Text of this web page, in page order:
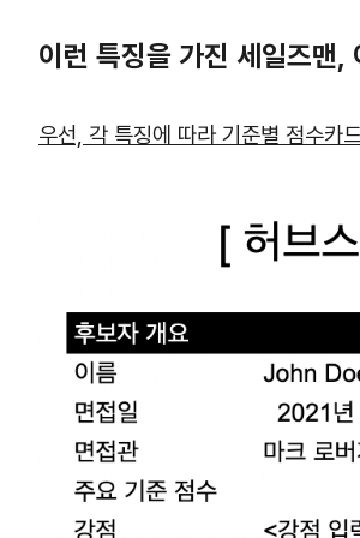
이런 특징을 가진 세일즈맨,
우선, 각 특징에 따라 기준별 점수카